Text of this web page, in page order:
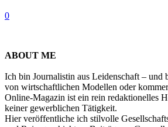
0
ABOUT ME
Ich bin Journalistin aus Leidenschaft – und
von wirtschaftlichen Modellen oder
Online-Magazin ist ein rein redaktionelles
keiner gewerblichen Tätigkeit.
Hier veröffentliche ich stilvolle